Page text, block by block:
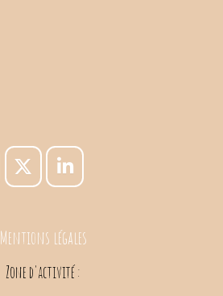
Mentions légales
Zone d'activité :